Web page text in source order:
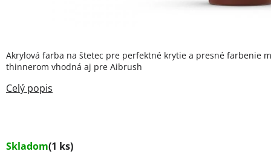
Skladom(1 ks)
Akrylová farba na štetec pre perfektné krytie a presné farbenie
thinnerom vhodná aj pre Aibrush